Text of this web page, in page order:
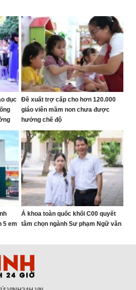
dục
Đề xuất trợ cấp cho hơn 120.000
giáo viên mầm non chưa được
hưởng chế độ
5 em
Á khoa toàn quốc khối C00 quyết
tâm chọn ngành Sư phạm Ngữ văn